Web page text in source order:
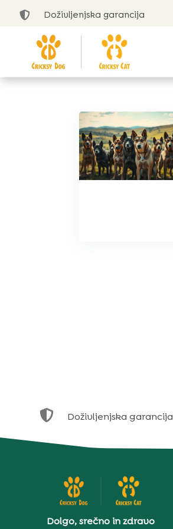
 Doživljenjska garancija
 Doživljenjska garancija
Dolgo, srečno in zdravo